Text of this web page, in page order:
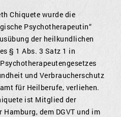
Chiquete wurde die
Psychotherapeutin“
der heilkundlichen
§ 1 Abs. 3 Satz 1 in
und Verbraucherschutz
für Heilberufe, verliehen.
ist Mitglied der
dem DGVT und im